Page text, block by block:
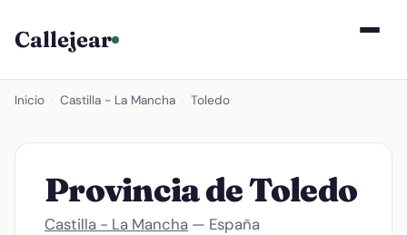
Callejear
Inicio Castilla - La Mancha Toledo
Provincia de Toledo
Castilla - La Mancha — España